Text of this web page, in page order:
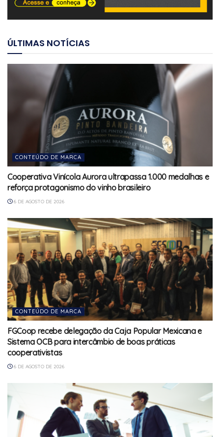
ÚLTIMAS NOTÍCIAS
CONTEÚDO DE MARCA
Cooperativa Vinícola Aurora ultrapassa 1.000 medalhas e
reforça protagonismo do vinho brasileiro
6 DE AGOSTO DE 2026
CONTEÚDO DE MARCA
FGCoop recebe delegação da Caja Popular Mexicana e
Sistema OCB para intercâmbio de boas práticas
cooperativistas
6 DE AGOSTO DE 2026